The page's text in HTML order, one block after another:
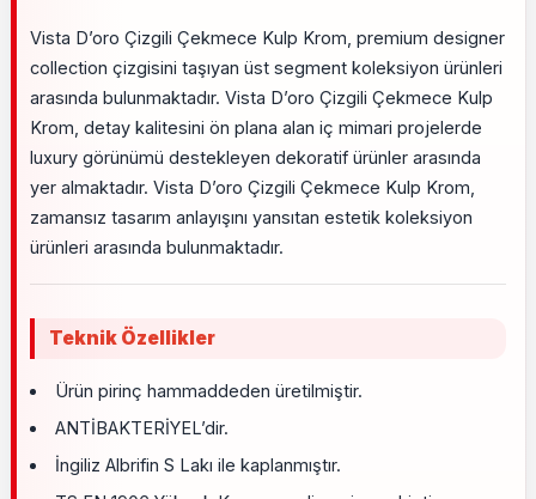
Vista D’oro Çizgili Çekmece Kulp Krom, premium designer
collection çizgisini taşıyan üst segment koleksiyon ürünleri
arasında bulunmaktadır. Vista D’oro Çizgili Çekmece Kulp
Krom, detay kalitesini ön plana alan iç mimari projelerde
luxury görünümü destekleyen dekoratif ürünler arasında
yer almaktadır. Vista D’oro Çizgili Çekmece Kulp Krom,
zamansız tasarım anlayışını yansıtan estetik koleksiyon
ürünleri arasında bulunmaktadır.
Teknik Özellikler
Ürün pirinç hammaddeden üretilmiştir.
ANTİBAKTERİYEL’dir.
İngiliz Albrifin S Lakı ile kaplanmıştır.